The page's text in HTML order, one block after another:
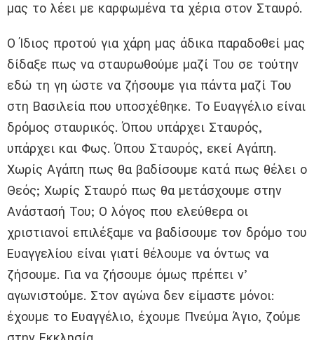
μας το λέει με καρφωμένα τα χέρια στον Σταυρό.
Ο Ίδιος προτού για χάρη μας άδικα παραδοθεί μας
δίδαξε πως να σταυρωθούμε μαζί Του σε τούτην
εδώ τη γη ώστε να ζήσουμε για πάντα μαζί Του
στη Βασιλεία που υποσχέθηκε. Το Ευαγγέλιο είναι
δρόμος σταυρικός. Όπου υπάρχει Σταυρός,
υπάρχει και Φως. Όπου Σταυρός, εκεί Αγάπη.
Χωρίς Αγάπη πως θα βαδίσουμε κατά πως θέλει ο
Θεός; Χωρίς Σταυρό πως θα μετάσχουμε στην
Ανάστασή Του; Ο λόγος που ελεύθερα οι
χριστιανοί επιλέξαμε να βαδίσουμε τον δρόμο του
Ευαγγελίου είναι γιατί θέλουμε να όντως να
ζήσουμε. Για να ζήσουμε όμως πρέπει ν’
αγωνιστούμε. Στον αγώνα δεν είμαστε μόνοι:
έχουμε το Ευαγγέλιο, έχουμε Πνεύμα Άγιο, ζούμε